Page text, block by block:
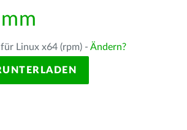
Linux x64 (rpm) - Ändern?